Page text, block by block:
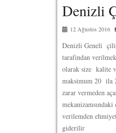
Denizli
12 Ağustos 2016
Denizli Geneli
tarafindan
olarak size kalite
maksimum 20 ila
zarar vermeden
mekanizamsındaki
verilemden
giderilir